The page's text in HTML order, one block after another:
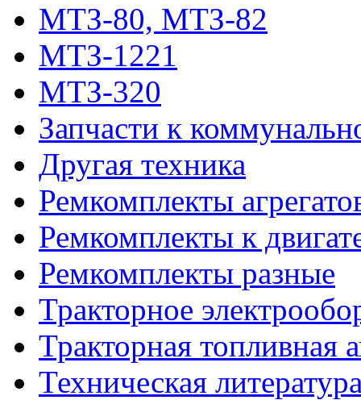
МТЗ-80, МТЗ-82
МТЗ-1221
МТЗ-320
Запчасти к
Другая техника
Ремкомплекты
Ремкомплекты к
Ремкомплекты разные
Тракторное
Тракторная топливная
Техническая